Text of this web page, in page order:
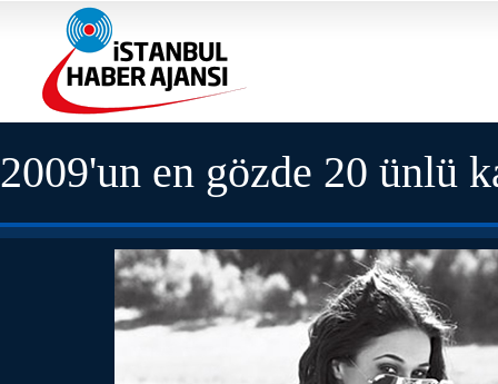
2009'un en gözde 20 ünlü